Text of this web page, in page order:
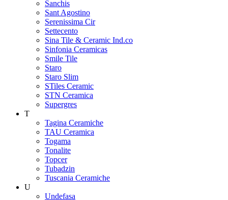
Sanchis
Sant Agostino
Serenissima Cir
Settecento
Sina Tile & Ceramic Ind.co
Sinfonia Ceramicas
Smile Tile
Staro
Staro Slim
STiles Ceramic
STN Ceramica
Supergres
T
Tagina Ceramiche
TAU Ceramica
Togama
Tonalite
Topcer
Tubadzin
Tuscania Ceramiche
U
Undefasa